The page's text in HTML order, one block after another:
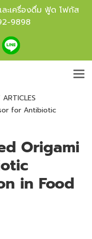
ะเครื่องดื่ม ฟู้ด โฟกัส
9898
for Antibiotic
Origami
in Food